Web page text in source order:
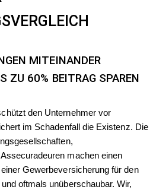
MITEINANDER
ZU 60% BEITRAG SPAREN
den Unternehmer vor
im Schadenfall die Existenz. Die
machen einen
Gewerbeversicherung für den
oftmals unüberschaubar. Wir,